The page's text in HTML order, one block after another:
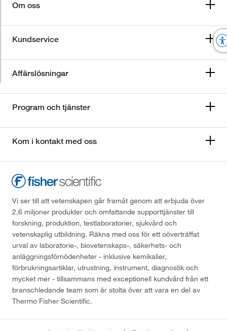
Om oss
Kundservice
Affärslösningar
Program och tjänster
Kom i kontakt med oss
Vi ser till att vetenskapen går framåt genom att erbjuda över
2,6 miljoner produkter och omfattande supporttjänster till
forskning, produktion, testlaboratorier, sjukvård och
vetenskaplig utbildning. Räkna med oss för ett oöverträffat
urval av laboratorie-, biovetenskaps-, säkerhets- och
anläggningsförnödenheter - inklusive kemikalier,
förbrukningsartiklar, utrustning, instrument, diagnostik och
mycket mer - tillsammans med exceptionell kundvård från ett
branschledande team som är stolta över att vara en del av
Thermo Fisher Scientific.